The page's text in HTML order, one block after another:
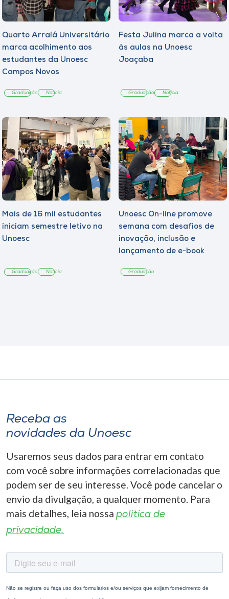
Quarto Arraiá Universitário
marca acolhimento aos
estudantes da Unoesc
Campos Novos
Graduação Notícia
Festa Julina marca a volta
às aulas na Unoesc
Joaçaba
Graduação Notícia
Mais de 16 mil estudantes
iniciam semestre letivo na
Unoesc
Graduação Notícia
Unoesc On-line promove
semana com desafios de
inovação, inclusão e
lançamento de e-book
Graduação
Receba as
novidades da Unoesc
Usaremos seus dados para entrar em contato
com você sobre informações correlacionadas que
podem ser de seu interesse. Você pode cancelar o
envio da divulgação, a qualquer momento. Para
mais detalhes, leia nossa política de
privacidade.